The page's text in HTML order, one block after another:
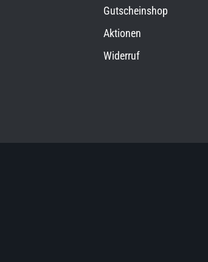
Gutscheinshop
Aktionen
Widerruf